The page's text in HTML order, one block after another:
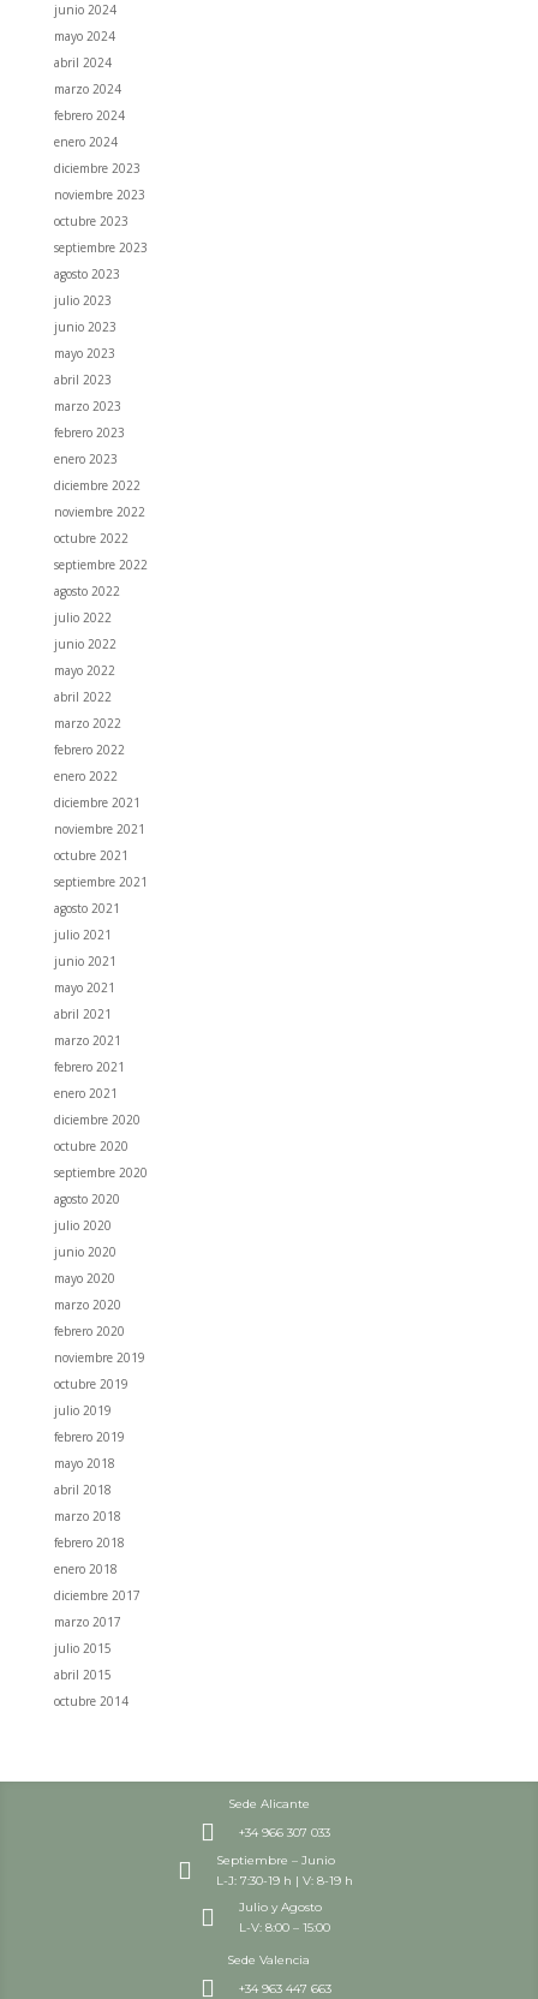
junio 2024
mayo 2024
abril 2024
marzo 2024
febrero 2024
enero 2024
diciembre 2023
noviembre 2023
octubre 2023
septiembre 2023
agosto 2023
julio 2023
junio 2023
mayo 2023
abril 2023
marzo 2023
febrero 2023
enero 2023
diciembre 2022
noviembre 2022
octubre 2022
septiembre 2022
agosto 2022
julio 2022
junio 2022
mayo 2022
abril 2022
marzo 2022
febrero 2022
enero 2022
diciembre 2021
noviembre 2021
octubre 2021
septiembre 2021
agosto 2021
julio 2021
junio 2021
mayo 2021
abril 2021
marzo 2021
febrero 2021
enero 2021
diciembre 2020
octubre 2020
septiembre 2020
agosto 2020
julio 2020
junio 2020
mayo 2020
marzo 2020
febrero 2020
noviembre 2019
octubre 2019
julio 2019
febrero 2019
mayo 2018
abril 2018
marzo 2018
febrero 2018
enero 2018
diciembre 2017
marzo 2017
julio 2015
abril 2015
octubre 2014
Sede Alicante
 +34 966 307 033

Septiembre – Junio
L-J: 7:30-19 h | V: 8-19 h

Julio y Agosto
L-V: 8:00 – 15:00
Sede Valencia
 +34 963 447 663